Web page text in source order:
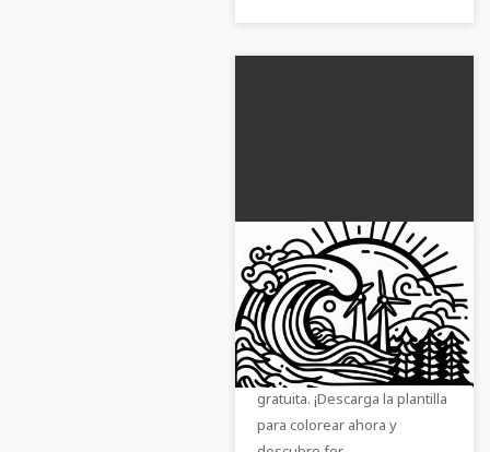
Plantilla de dibujo de
planta de energía de
olas gratis
Disfruta de nuestra plantilla
para colorear de la planta de
energía de olas de forma
gratuita. ¡Descarga la plantilla
para colorear ahora y